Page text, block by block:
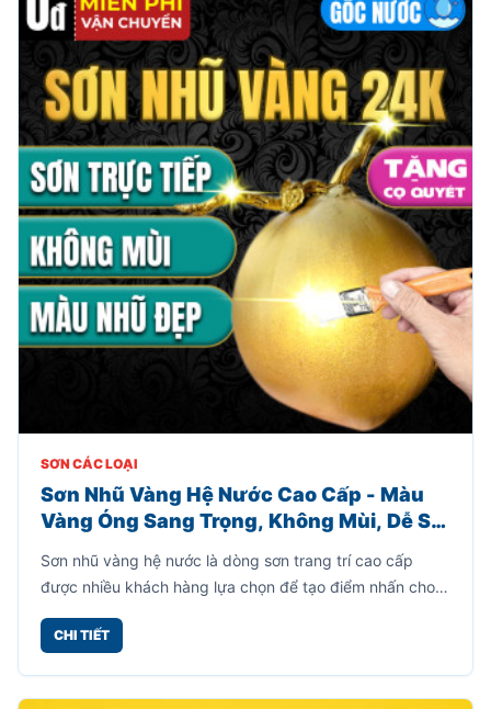
SƠN CÁC LOẠI
Sơn Nhũ Vàng Hệ Nước Cao Cấp - Màu
Vàng Óng Sang Trọng, Không Mùi, Dễ Sử
Sơn nhũ vàng hệ nước là dòng sơn trang trí cao cấp
được nhiều khách hàng lựa chọn để tạo điểm nhấn cho
chậu cây, tượng trang trí, cổng sắt, khung ảnh và nhiều
CHI TIẾT